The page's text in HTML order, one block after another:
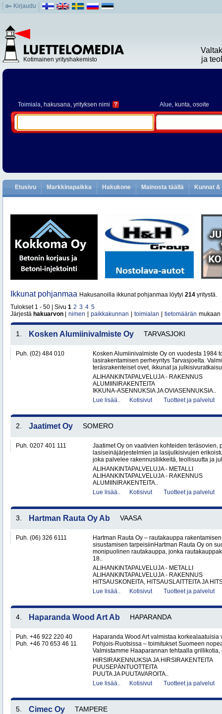
Kirjaudu
Kotimainen yrityshakemisto
ja
Toimiala, hakusana, yrityksen nimi ? Alue, kunta, osoite
Etusivu Markkinapaikka Hakukone Mainosta täällä Kunnat
Ikkunat pohjanmaa Hakusanoilla ikkunat pohjanmaa löytyi 214 yritystä.
Tulokset 1 - 50 | Sivu 1 2 3 4 5
Järjestä hakuarvon nimen paikkakunnan toimialan tietomäärän mukaan
1. Kosken Alumiinivalmiste Oy TARVASJOKI
Puh. (02) 484 010
Kosken Alumiinivalmiste Oy on vuodesta 1984
lasirakentamisen perheyritys Tarvasjoelta.
teräsrakenteiset ovet, ikkunat ja
ALIHANKINTAPALVELUJA - RAKENNUS
ALUMIINIRAKENTEITA
IKKUNA-ASENNUKSIA JA OVIASENNUKSIA..
Lue lisää..
Kotisivut Tuotteet ja palvelut
2. Jaatimet Oy SOMERO
Puh. 0207 401 111
Jaatimet Oy on vaativien kohteiden teräsovien,
lasiseinäjärjestelmien ja lasijulkisivujen
joka palvelee rakennusliikkeitä, teollisuutta ja
ALIHANKINTAPALVELUJA - METALLI
ALIHANKINTAPALVELUJA - RAKENNUS
ALUMIINIRAKENTEITA..
Lue lisää..
Kotisivut Tuotteet ja palvelut
3. Hartman Rauta Oy Ab VAASA
Puh. (06) 326 6111
Hartman Rauta Oy – rautakauppa
sisustamisen tarpeisiinHartman Rauta Oy on
monipuolinen rautakauppa, jonka
18..
ALIHANKINTAPALVELUJA - METALLI
ALIHANKINTAPALVELUJA - RAKENNUS
HITSAUSKONEITA, HITSAUSLAITTEITA JA
Lue lisää..
Kotisivut Tuotteet ja palvelut
4. Haparanda Wood Art Ab HAPARANDA
Puh. +46 922 220 40
Puh. +46 70 653 46 11
Haparanda Wood Art valmistaa
Pohjois-Ruotsissa – toimitukset Suomeen
Valmistamme Haaparannan tehtaalla grillikotia,
HIRSIRAKENNUKSIA JA HIRSIRAKENTEITA
PUUSEPÄNTUOTTEITA
PUUTA JA PUUTAVAROITA..
Lue lisää..
Kotisivut Tuotteet ja palvelut
5. Cimec Oy TAMPERE